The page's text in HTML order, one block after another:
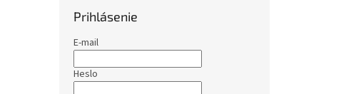
Prihlásenie
E-mail
Heslo